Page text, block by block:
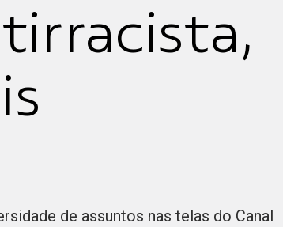
de assuntos nas telas do Canal